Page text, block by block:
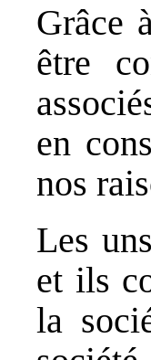
Grâce
être
en
nos
Les
et ils
la